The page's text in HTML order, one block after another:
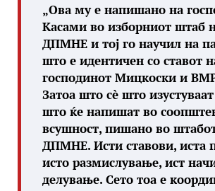
„Ова му е напишано на
Касами во изборниот штаб
ДПМНЕ и тој го научил на
што е идентичен со ставот
господинот Мицкоски и
Затоа што сè што изустуваат
што ќе напишат во
всушност, пишано во
ДПМНЕ. Исти ставови, иста
исто размислување, ист
делување. Сето тоа е